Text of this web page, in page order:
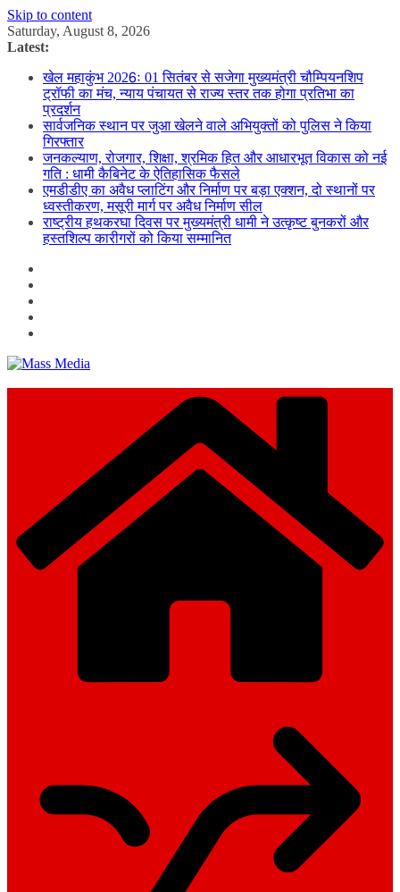
Skip to content
Saturday, August 8, 2026
Latest:
खेल महाकुंभ 2026ः 01 सितंबर से सजेगा मुख्यमंत्री चौम्पियनशिप
ट्रॉफी का मंच, न्याय पंचायत से राज्य स्तर तक होगा प्रतिभा का
प्रदर्शन
सार्वजनिक स्थान पर जुआ खेलने वाले अभियुक्तों को पुलिस ने किया
गिरफ्तार
जनकल्याण, रोजगार, शिक्षा, श्रमिक हित और आधारभूत विकास को नई
गति : धामी कैबिनेट के ऐतिहासिक फैसले
एमडीडीए का अवैध प्लाटिंग और निर्माण पर बड़ा एक्शन, दो स्थानों पर
ध्वस्तीकरण, मसूरी मार्ग पर अवैध निर्माण सील
राष्ट्रीय हथकरघा दिवस पर मुख्यमंत्री धामी ने उत्कृष्ट बुनकरों और
हस्तशिल्प कारीगरों को किया सम्मानित